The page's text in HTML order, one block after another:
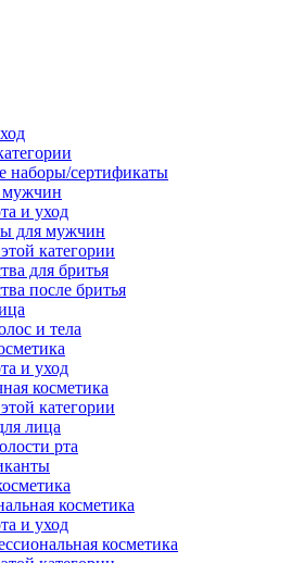
наборы/сертификаты
мужчин
и уход
для мужчин
категории
для бритья
после бритья
и тела
и уход
косметика
категории
лица
рта
косметика
и уход
косметика